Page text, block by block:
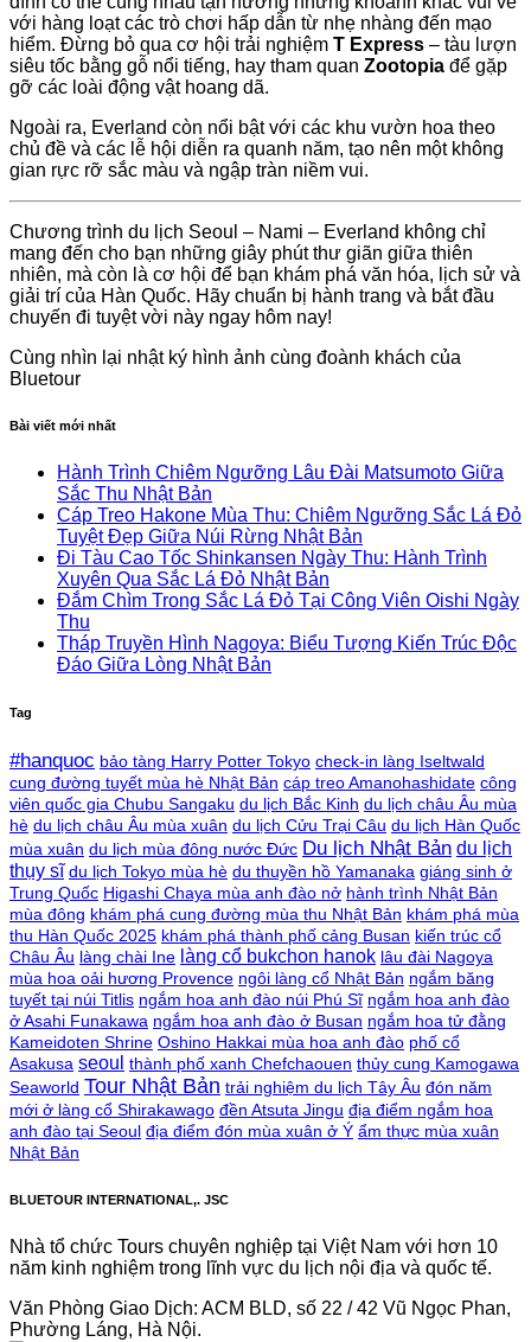
với hàng loạt các trò chơi hấp dẫn từ nhẹ nhàng đến mạo
hiểm. Đừng bỏ qua cơ hội trải nghiệm T Express – tàu lượn
siêu tốc bằng gỗ nổi tiếng, hay tham quan Zootopia để gặp
gỡ các loài động vật hoang dã.
Ngoài ra, Everland còn nổi bật với các khu vườn hoa theo
chủ đề và các lễ hội diễn ra quanh năm, tạo nên một không
gian rực rỡ sắc màu và ngập tràn niềm vui.
Chương trình du lịch Seoul – Nami – Everland không chỉ
mang đến cho bạn những giây phút thư giãn giữa thiên
nhiên, mà còn là cơ hội để bạn khám phá văn hóa, lịch sử và
giải trí của Hàn Quốc. Hãy chuẩn bị hành trang và bắt đầu
chuyến đi tuyệt vời này ngay hôm nay!
Cùng nhìn lại nhật ký hình ảnh cùng đoành khách của
Bluetour
Bài viết mới nhất
Hành Trình Chiêm Ngưỡng Lâu Đài Matsumoto Giữa
Sắc Thu Nhật Bản
Cáp Treo Hakone Mùa Thu: Chiêm Ngưỡng Sắc Lá Đỏ
Tuyệt Đẹp Giữa Núi Rừng Nhật Bản
Đi Tàu Cao Tốc Shinkansen Ngày Thu: Hành Trình
Xuyên Qua Sắc Lá Đỏ Nhật Bản
Đắm Chìm Trong Sắc Lá Đỏ Tại Công Viên Oishi Ngày
Thu
Tháp Truyền Hình Nagoya: Biểu Tượng Kiến Trúc Độc
Đáo Giữa Lòng Nhật Bản
Tag
#hanquoc bảo tàng Harry Potter Tokyo check-in làng Iseltwald
cung đường tuyết mùa hè Nhật Bản cáp treo Amanohashidate công
viên quốc gia Chubu Sangaku du lịch Bắc Kinh du lịch châu Âu mùa
hè du lịch châu Âu mùa xuân du lịch Cửu Trại Câu du lịch Hàn Quốc
mùa xuân du lịch mùa đông nước Đức Du lịch Nhật Bản du lịch
thụy sĩ du lịch Tokyo mùa hè du thuyền hồ Yamanaka giáng sinh ở
Trung Quốc Higashi Chaya mùa anh đào nở hành trình Nhật Bản
mùa đông khám phá cung đường mùa thu Nhật Bản khám phá mùa
thu Hàn Quốc 2025 khám phá thành phố cảng Busan kiến trúc cổ
Châu Âu làng chài Ine làng cổ bukchon hanok lâu đài Nagoya
mùa hoa oải hương Provence ngôi làng cổ Nhật Bản ngắm băng
tuyết tại núi Titlis ngắm hoa anh đào núi Phú Sĩ ngắm hoa anh đào
ở Asahi Funakawa ngắm hoa anh đào ở Busan ngắm hoa tử đằng
Kameidoten Shrine Oshino Hakkai mùa hoa anh đào phố cổ
Asakusa seoul thành phố xanh Chefchaouen thủy cung Kamogawa
Seaworld Tour Nhật Bản trải nghiệm du lịch Tây Âu đón năm
mới ở làng cổ Shirakawago đền Atsuta Jingu địa điểm ngắm hoa
anh đào tại Seoul địa điểm đón mùa xuân ở Ý ẩm thực mùa xuân
Nhật Bản
BLUETOUR INTERNATIONAL,. JSC
Nhà tổ chức Tours chuyên nghiệp tại Việt Nam với hơn 10
năm kinh nghiệm trong lĩnh vực du lịch nội địa và quốc tế.
Văn Phòng Giao Dịch: ACM BLD, số 22 / 42 Vũ Ngọc Phan,
Phường Láng, Hà Nội.